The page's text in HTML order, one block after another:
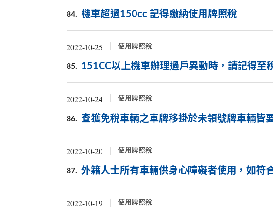
84. 機車超過150cc 記得繳納使用牌照稅
2022-10-25 使用牌照稅
85. 151CC以上機車辦理過戶異動時，請記得至
2022-10-24 使用牌照稅
86. 查獲免稅車輛之車牌移掛於未領號牌車輛皆
2022-10-20 使用牌照稅
87. 外籍人士所有車輛供身心障礙者使用，如符
2022-10-19 使用牌照稅